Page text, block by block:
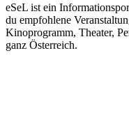
eSeL ist ein
du empfohlene
Kinoprogramm, Theater,
ganz Österreich.